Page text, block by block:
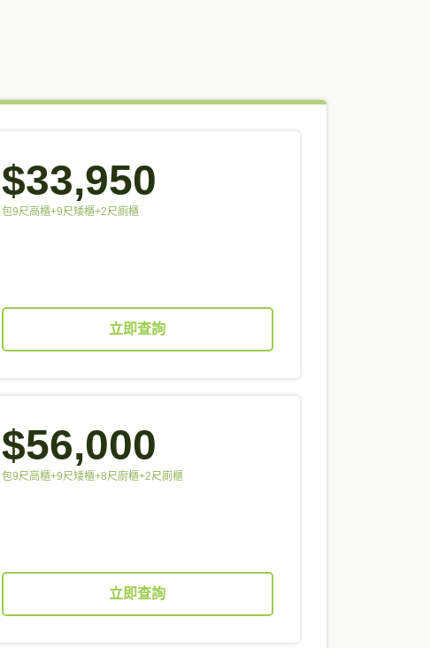
$33,950
包9尺高櫃+9尺矮櫃+2尺廁櫃
立即查詢
$56,000
包9尺高櫃+9尺矮櫃+8尺廚櫃+2尺廁櫃
立即查詢